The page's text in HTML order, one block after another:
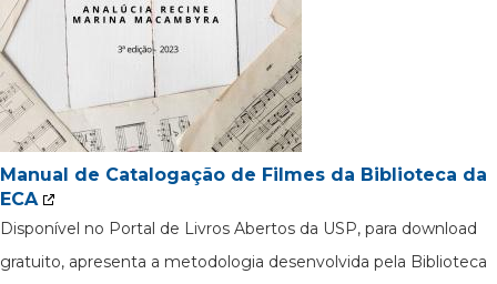
Manual de Catalogação de Filmes da Biblioteca da
ECA
Disponível no Portal de Livros Abertos da USP, para download
gratuito, apresenta a metodologia desenvolvida pela Biblioteca